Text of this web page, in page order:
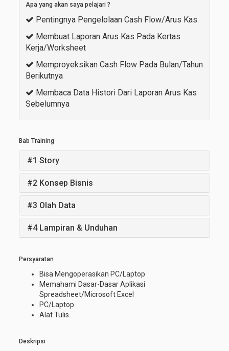
Apa yang akan saya pelajari ?
Pentingnya Pengelolaan Cash Flow/Arus Kas
Membuat Laporan Arus Kas Pada Kertas
Kerja/Worksheet
Memproyeksikan Cash Flow Pada Bulan/Tahun
Berikutnya
Membaca Data Histori Dari Laporan Arus Kas
Sebelumnya
Bab Training
#1 Story
#2 Konsep Bisnis
#3 Olah Data
#4 Lampiran & Unduhan
Persyaratan
Bisa Mengoperasikan PC/Laptop
Memahami Dasar-Dasar Aplikasi
Spreadsheet/Microsoft Excel
PC/Laptop
Alat Tulis
Deskripsi